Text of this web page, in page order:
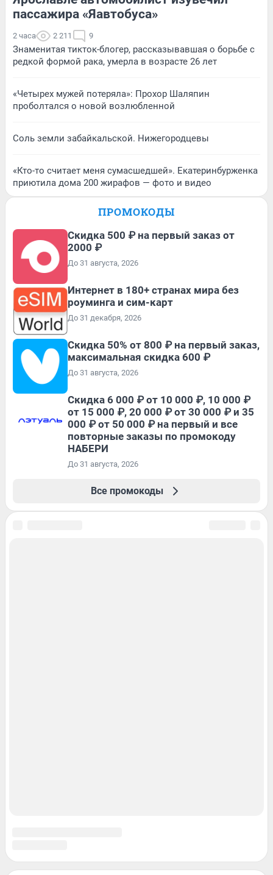
пассажира «Яавтобуса»
2 часа 2 211 9
Знаменитая тикток-блогер, рассказывавшая о борьбе с
редкой формой рака, умерла в возрасте 26 лет
«Четырех мужей потеряла»: Прохор Шаляпин
проболтался о новой возлюбленной
Соль земли забайкальской. Нижегородцевы
«Кто-то считает меня сумасшедшей». Екатеринбурженка
приютила дома 200 жирафов — фото и видео
ПРОМОКОДЫ
Скидка 500 ₽ на первый заказ от
2000 ₽
До 31 августа, 2026
Интернет в 180+ странах мира без
роуминга и сим-карт
До 31 декабря, 2026
Скидка 50% от 800 ₽ на первый заказ,
максимальная скидка 600 ₽
До 31 августа, 2026
Скидка 6 000 ₽ от 10 000 ₽, 10 000 ₽
от 15 000 ₽, 20 000 ₽ от 30 000 ₽ и 35
000 ₽ от 50 000 ₽ на первый и все
повторные заказы по промокоду
НАБЕРИ
До 31 августа, 2026
Все промокоды